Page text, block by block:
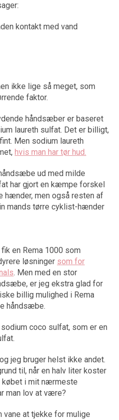
kontakt med vand
ikke lige så meget, som
faktor.
håndsæber er baseret
laureth sulfat. Det er billigt,
Men sodium laureth
hvis man har tør hud.
ud med milde
har gjort en kæmpe forskel
hænder, men også resten af
mands tørre cyklist-hænder
en Rema 1000 som
løsninger som for
. Men med en stor
er jeg ekstra glad for
billig mulighed i Rema
håndsæbe.
coco sulfat, som er en
jeg bruger helst ikke andet.
til, når en halv liter koster
købet i mit nærmeste
man lov at være?
vane at tjekke for mulige